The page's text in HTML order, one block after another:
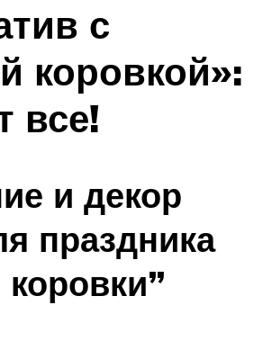
с
коровкой»:
все!
и декор
праздника